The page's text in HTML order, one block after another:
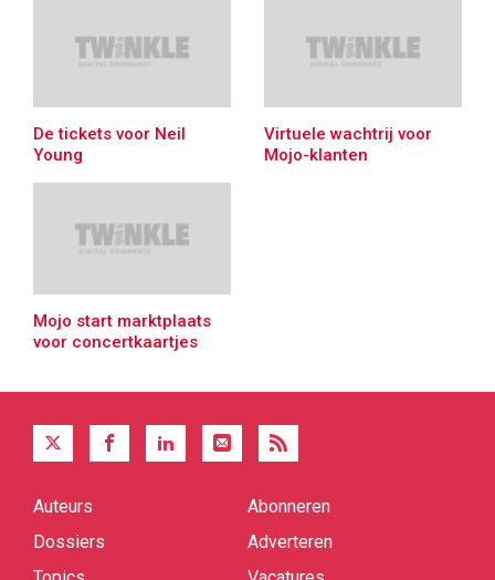
De tickets voor Neil
Young
Virtuele wachtrij voor
Mojo-klanten
Mojo start marktplaats
voor concertkaartjes
Quick
Auteurs
Dossiers
Abonneren
Adverteren